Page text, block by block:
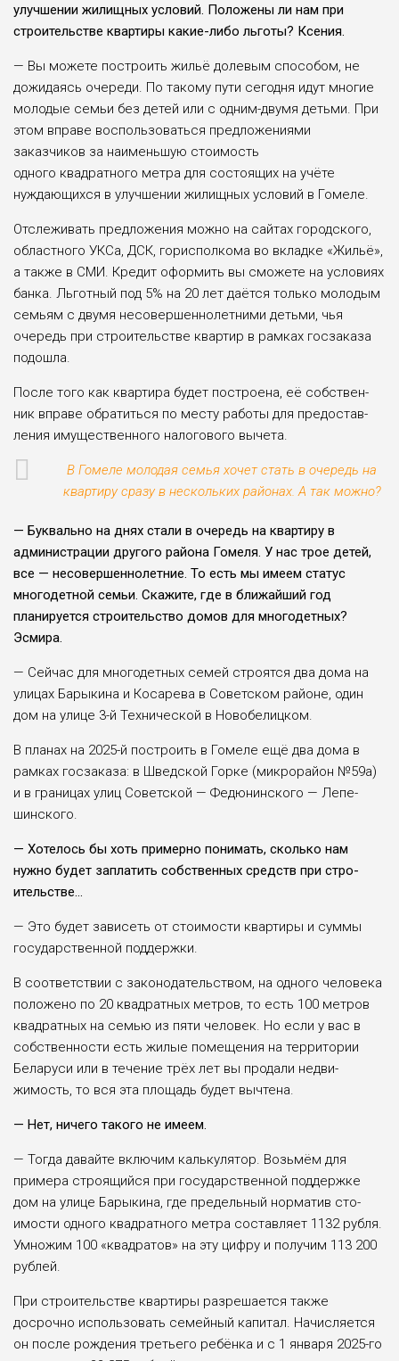
улучшении жилищных условий. Положены ли нам при
строительстве кварти­ры какие-либо льготы? Ксе­ния.
— Вы можете построить жильё долевым способом, не
дожидаясь очереди. По такому пути сегодня идут многие
молодые семьи без детей или с одним-двумя детьми. При
этом вправе воспользоваться предложе­ниями
заказчиков за наи­меньшую стоимость
одного квадратного метра для состо­ящих на учёте
нуждающихся в улучшении жилищных условий в Гомеле.
Отслежи­вать предложения можно на сайтах городского,
област­ного УКСа, ДСК, гориспол­кома во вкладке «Жильё»,
а также в СМИ. Кредит офор­мить вы сможете на условиях
банка. Льготный под 5% на 20 лет даётся только моло­дым
семьям с двумя несо­вершеннолетними детьми, чья
очередь при строитель­стве квартир в рамках госза­каза
подошла.
После того как квартира будет построена, её собствен­
ник вправе обратиться по месту работы для предостав­
ления имущественного нало­гового вычета.
В Гомеле молодая семья хочет стать в очередь на
квартиру сразу в нескольких районах. А так можно?
— Буквально на днях стали в очередь на квартиру в
администрации другого района Гомеля. У нас трое детей,
все — несо­вершеннолетние. То есть мы имеем статус
многодетной семьи. Скажите, где в бли­жайший год
планируется строительство домов для многодетных?
Эсмира.
— Сейчас для многодет­ных семей строятся два дома на
улицах Барыкина и Коса­рева в Советском районе, один
дом на улице 3-й Техни­ческой в Новобелицком.
В планах на 2025-й постро­ить в Гомеле ещё два дома в
рамках госзаказа: в Шведской Горке (микрорайон №59а)
и в границах улиц Советской — Федюнинского — Лепе­
шинского.
— Хотелось бы хоть при­мерно понимать, сколько нам
нужно будет заплатить соб­ственных средств при стро­
ительстве…
— Это будет зависеть от стоимости квартиры и суммы
государственной поддержки.
В соответствии с законо­дательством, на одного чело­века
положено по 20 ква­дратных метров, то есть 100 метров
квадратных на семью из пяти человек. Но если у вас в
собственности есть жилые помещения на терри­тории
Беларуси или в течение трёх лет вы продали недви­
жимость, то вся эта площадь будет вычтена.
— Нет, ничего такого не имеем.
— Тогда давайте вклю­чим калькулятор. Возьмём для
примера строящийся при государственной поддержке
дом на улице Барыкина, где предельный норматив сто­
имости одного квадратного метра составляет 1132 рубля.
Умножим 100 «квадратов» на эту цифру и получим 113 200
рублей.
При строительстве квар­тиры разрешается также
досрочно использовать семейный капитал. Начисля­ется
он после рождения тре­тьего ребёнка и с 1 января 2025-го